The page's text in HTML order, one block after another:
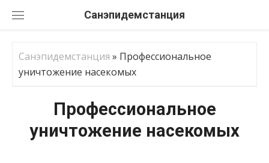
Санэпидемстанция
Санэпидемстанция » Профессиональное
уничтожение насекомых
Профессиональное
уничтожение насекомых